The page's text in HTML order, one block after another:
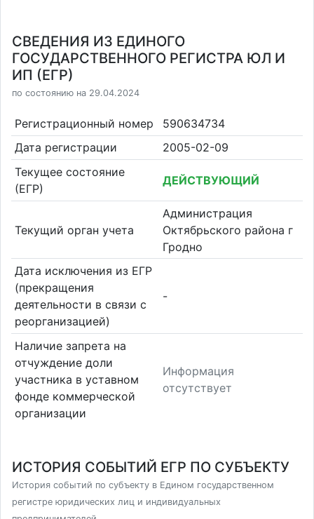
СВЕДЕНИЯ ИЗ ЕДИНОГО
ГОСУДАРСТВЕННОГО РЕГИСТРА ЮЛ И
ИП (ЕГР)
по состоянию на 29.04.2024
Регистрационный номер
590634734
Дата регистрации
2005-02-09
Текущее состояние
(ЕГР)
ДЕЙСТВУЮЩИЙ
Текущий орган учета
Администрация
Октябрьского района г
Гродно
Дата исключения из ЕГР
(прекращения
деятельности в связи с
реорганизацией)
-
Наличие запрета на
отчуждение доли
участника в уставном
фонде коммерческой
организации
Информация
отсутствует
ИСТОРИЯ СОБЫТИЙ ЕГР ПО СУБЪЕКТУ
История событий по субъекту в Едином государственном
регистре юридических лиц и индивидуальных